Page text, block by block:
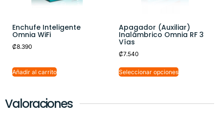
Enchufe Inteligente
Omnia WiFi
₡8.390
Añadir al carrito
Apagador (Auxiliar)
Inalámbrico Omnia RF 3
Vías
₡7.540
Seleccionar opciones
Valoraciones